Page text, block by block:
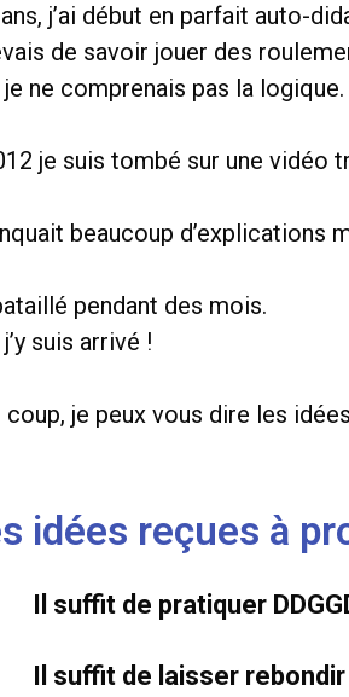
j’ai début en parfait auto-
de savoir jouer des
je ne comprenais pas la logique.
je suis tombé sur une
beaucoup
pendant des mois.
suis arrivé !
coup, je peux vous dire les
idées reçues à
Il suffit de pratiquer
Il suffit de laisser